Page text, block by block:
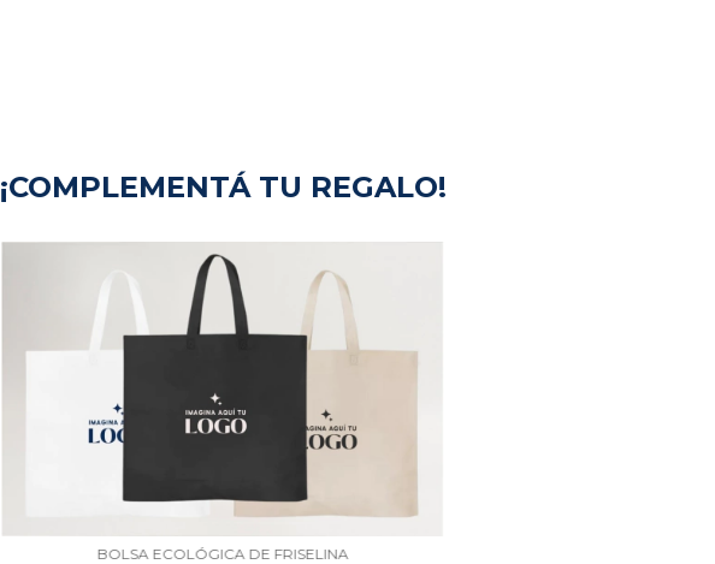
¡COMPLEMENTÁ TU REGALO!
BOLSA ECOLÓGICA DE FRISELINA